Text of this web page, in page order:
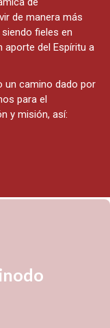
de manera más
fieles en
del Espíritu a
un camino dado por
para el
y misión, así: